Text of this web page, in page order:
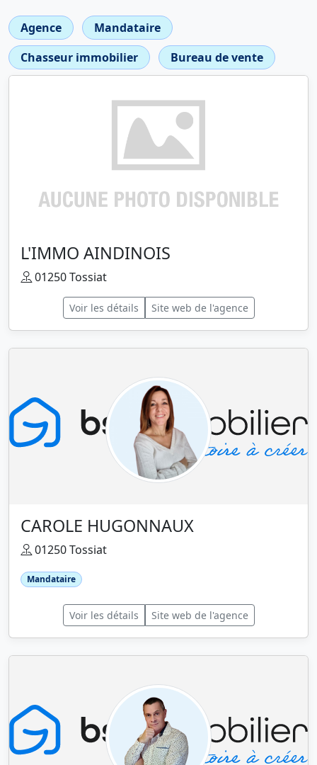
Agence
Mandataire
Chasseur immobilier
Bureau de vente
L'IMMO AINDINOIS
01250 Tossiat
Voir les détails Site web de l'agence
CAROLE HUGONNAUX
01250 Tossiat
Mandataire
Voir les détails Site web de l'agence